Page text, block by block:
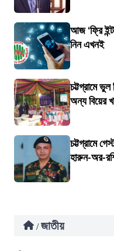
আজ ‘ফ্রি
নিন এখনই
চট্টগ্রামে ভুল
অন্য বিয়ের
চট্টগ্রামে
হারুন-অর-
/ জাতীয়